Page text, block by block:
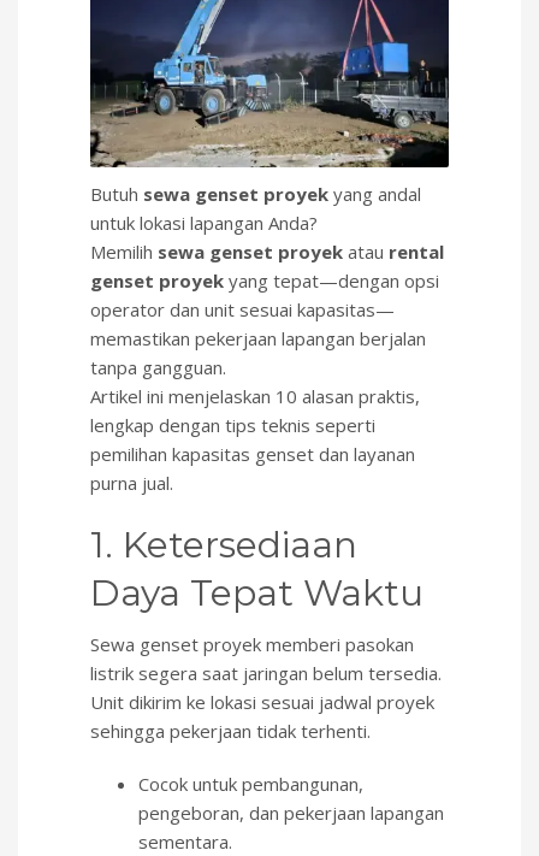
Butuh sewa genset proyek yang andal
untuk lokasi lapangan Anda?
Memilih sewa genset proyek atau rental
genset proyek yang tepat—dengan opsi
operator dan unit sesuai kapasitas—
memastikan pekerjaan lapangan berjalan
tanpa gangguan.
Artikel ini menjelaskan 10 alasan praktis,
lengkap dengan tips teknis seperti
pemilihan kapasitas genset dan layanan
purna jual.
1. Ketersediaan
Daya Tepat Waktu
Sewa genset proyek memberi pasokan
listrik segera saat jaringan belum tersedia.
Unit dikirim ke lokasi sesuai jadwal proyek
sehingga pekerjaan tidak terhenti.
Cocok untuk pembangunan,
pengeboran, dan pekerjaan lapangan
sementara.